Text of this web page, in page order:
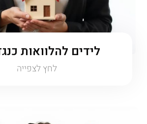
לידים להלוואות
לחץ לצפייה